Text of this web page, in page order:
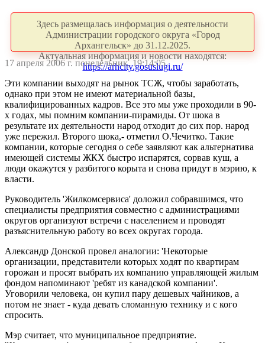
Здесь размещалась информация о деятельности
Администрации городского округа «Город
Архангельск» до 31.12.2025.
Актуальная информация и новости находятся:
https://arhcity.gosuslugi.ru/
17 апреля 2006 г. понедельник, 19:14:05
Эти компании выходят на рынок ТСЖ, чтобы заработать,
однако при этом не имеют материальной базы,
квалифицированных кадров. Все это мы уже проходили в 90-
х годах, мы помним компании-пирамиды. От шока в
результате их деятельности народ отходит до сих пор. народ
уже пережил. Второго шока,- отметил О.Чечитко. Такие
компании, которые сегодня о себе заявляют как альтернатива
имеющей системы ЖКХ быстро испарятся, сорвав куш, а
люди окажутся у разбитого корыта и снова придут в мэрию, к
власти.
Руководитель 'Жилкомсервиса' доложил собравшимся, что
специалисты предприятия совместно с администрациями
округов организуют встречи с населением и проводят
разъяснительную работу во всех округах города.
Александр Донской провел аналогии: 'Некоторые
организации, представители которых ходят по квартирам
горожан и просят выбрать их компанию управляющей жилым
фондом напоминают 'ребят из канадской компании'.
Уговорили человека, он купил пару дешевых чайников, а
потом не знает - куда девать сломанную технику и с кого
спросить.
Мэр считает, что муниципальное предприятие.